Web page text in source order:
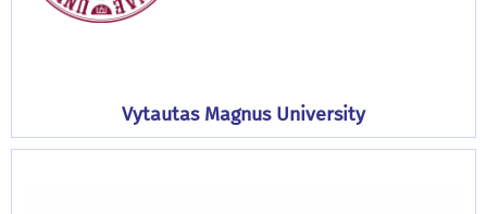
Vytautas Magnus University